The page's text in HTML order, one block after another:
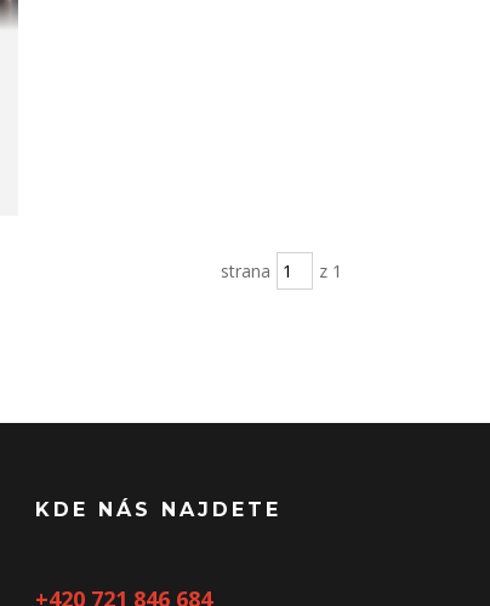
strana z 1
KDE NÁS NAJDETE
+420 721 846 684